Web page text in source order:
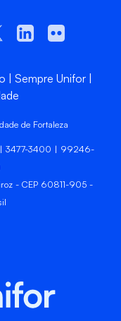
Sempre Unifor
de Fortaleza
| 3477-3400 | 99246-
- CEP 60811-905 -